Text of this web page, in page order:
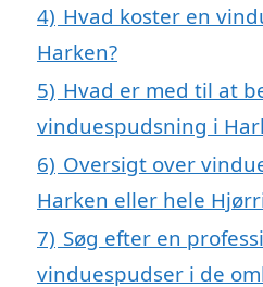
4) Hvad koster en
Harken?
5) Hvad er med til at
vinduespudsning i
6) Oversigt over
Harken eller hele
7) Søg efter en
vinduespudser i de